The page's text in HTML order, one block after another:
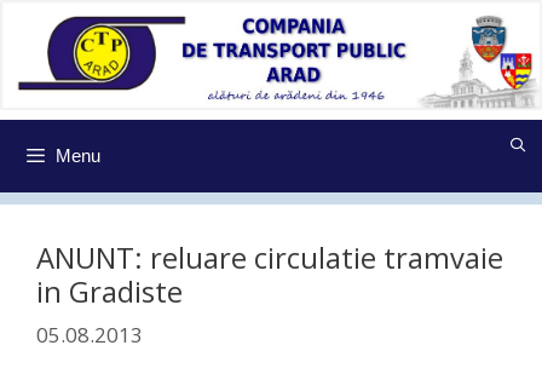
conținut
Menu
ANUNT: reluare circulatie tramvaie
in Gradiste
05.08.2013